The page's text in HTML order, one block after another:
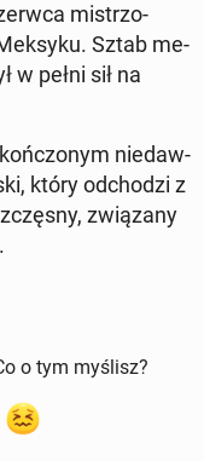
mi­strzo­
Sztab me­
w pełni sił na
nie­daw­
który od­cho­dzi z
zwią­za­ny
o tym myślisz?